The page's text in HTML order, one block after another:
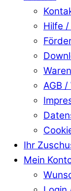
Hilfe /
AGB
Ihr
Mein